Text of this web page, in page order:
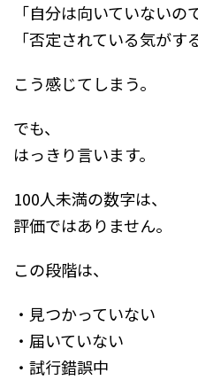
「自分は向いていないの
「否定されている気がす
こう感じてしまう。
でも、
はっきり言います。
100人未満の数字は、
評価ではありません。
この段階は、
・見つかっていない
・届いていない
・試行錯誤中